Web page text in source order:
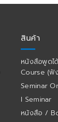
สินค้า
หนังสือพูด
Course (ฟั
Seminar
I Seminar
หนังสือ /